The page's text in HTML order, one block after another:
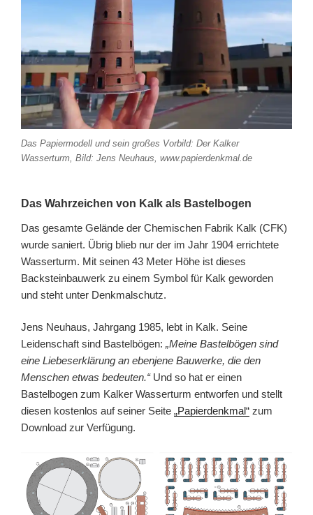
Das Papiermodell und sein großes Vorbild: Der Kalker
Wasserturm, Bild: Jens Neuhaus, www.papierdenkmal.de
Das Wahrzeichen von Kalk als Bastelbogen
Das gesamte Gelände der Chemischen Fabrik Kalk (CFK)
wurde saniert. Übrig blieb nur der im Jahr 1904 errichtete
Wasserturm. Mit seinen 43 Meter Höhe ist dieses
Backsteinbauwerk zu einem Symbol für Kalk geworden
und steht unter Denkmalschutz.
Jens Neuhaus, Jahrgang 1985, lebt in Kalk. Seine
Leidenschaft sind Bastelbögen: „Meine Bastelbögen sind
eine Liebeserklärung an ebenjene Bauwerke, die den
Menschen etwas bedeuten.“Und so hat er einen
Bastelbogen zum Kalker Wasserturm entworfen und stellt
diesen kostenlos auf seiner Seite „Papierdenkmal“ zum
Download zur Verfügung.